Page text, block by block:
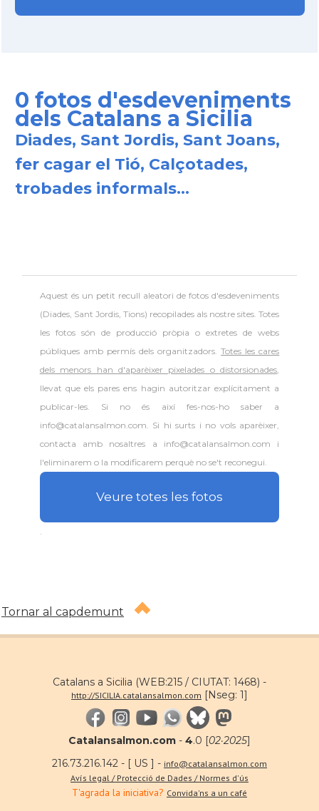
0 fotos d'esdeveniments
dels Catalans a Sicilia
Diades, Sant Jordis, Sant Joans,
fer cagar el Tió, Calçotades,
trobades informals...
Aquest és un petit recull aleatori defotos d'esdeveniments
(Diades, Sant Jordis, Tions) recopilades als nostre sites. Totes
les fotos són de producció pròpia o extretes de webs
públiques amb permís dels organitzadors.Totes les cares
dels menors han d'aparèixer pixelades o distorsionades,
llevat que els pares ens hagin autoritzar explícitament a
publicar-les. Si no és així fes-nos-ho saber a
info@catalansalmon.com. Si hi surts i no vols aparèixer,
contacta amb nosaltres a info@catalansalmon.com i
l'eliminarem o la modificarem perquè no se't reconegui.
Veure totes les fotos
Tornar al capdemunt
Catalans a Sicilia (WEB:215 / CIUTAT: 1468) -
http://SICILIA.catalansalmon.com [Nseg: 1]
Catalansalmon.com - 4.0 [02·2025]
216.73.216.142 - [ US ] - info@catalansalmon.com
Avís legal / Protecció de Dades / Normes d'ús
T'agrada la iniciativa? Convida'ns a un café